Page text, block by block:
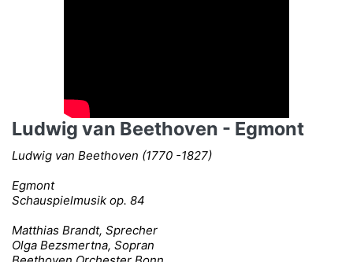
Ludwig van Beethoven - Egmont
Ludwig van Beethoven (1770 -1827)
Egmont
Schauspielmusik op. 84
Matthias Brandt, Sprecher
Olga Bezsmertna, Sopran